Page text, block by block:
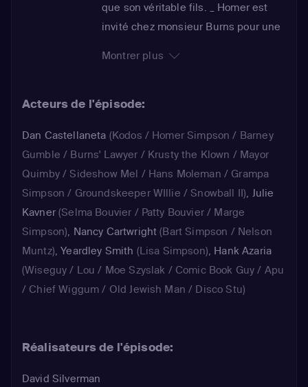
que son véritable fils. _ Homer est
invité chez monsieur Burns pour une
qu'il est, avec les autres invités, le
Les habitants de Springfield se
costumes. Le docteur Hibbert arrive
second, derrière une étrange vieille
sorcière, qui se révèle être une
véritable ensorceleuse...
Montrer plus
Acteurs de l'épisode:
Dan Castellaneta (Kodos / Homer Simpson / Barney
Gumble / Burns' Lawyer / Krusty the Klown / Mayor
Quimby / Sideshow Mel / Hans Moleman / Grampa
Simpson / Groundskeeper WIllie / Snowball II), Julie
Kavner(Selma Bouvier / Patty Bouvier / Marge
Simpson), Nancy Cartwright (Bart Simpson / Nelson
Muntz),Yeardley Smith (Lisa Simpson), Hank Azaria
(Wiseguy / Lou / Moe Szyslak / Comic Book Guy / Apu
/ Chief Wiggum / Old Jewish Man / Disco Stu)
Réalisateurs de l'épisode:
David Silverman